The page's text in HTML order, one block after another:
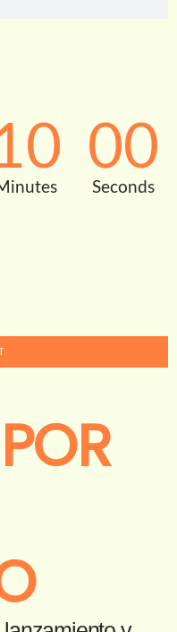
59
Seconds